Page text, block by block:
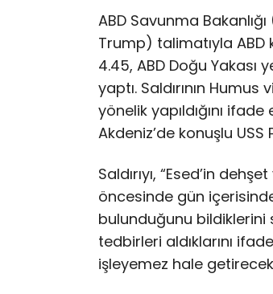
ABD Savunma
Trump) talimatıyla
4.45, ABD Doğu Yakası
yaptı. Saldırının
yönelik yapıldığını
Akdeniz’de konuşlu
Saldırıyı, “Esed’in
öncesinde gün
bulunduğunu bildiklerini
tedbirleri aldıklarını
işleyemez hale